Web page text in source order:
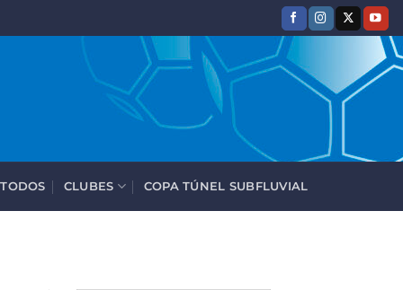
CLUBES COPA TÚNEL SUBFLUVIAL